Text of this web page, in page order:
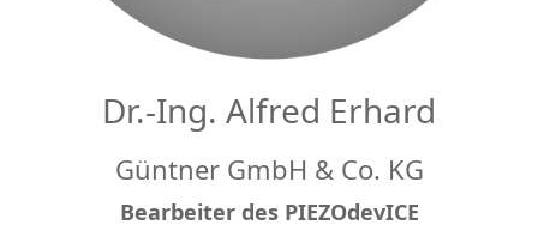
Dr.-Ing. Alfred Erhard
Güntner GmbH & Co. KG
Bearbeiter des PIEZOdevICE